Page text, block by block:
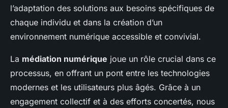
l’adaptation des solutions aux besoins spécifiques de
chaque individu et dans la création d’un
environnement numérique accessible et convivial.
La médiation numérique joue un rôle crucial dans ce
processus, en offrant un pont entre les technologies
modernes et les utilisateurs plus âgés. Grâce à un
engagement collectif et à des efforts concertés, nous